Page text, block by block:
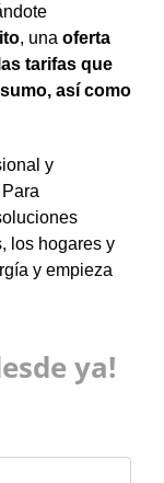
, una oferta
las tarifas que
así como
y
los hogares y
y empieza
ya!